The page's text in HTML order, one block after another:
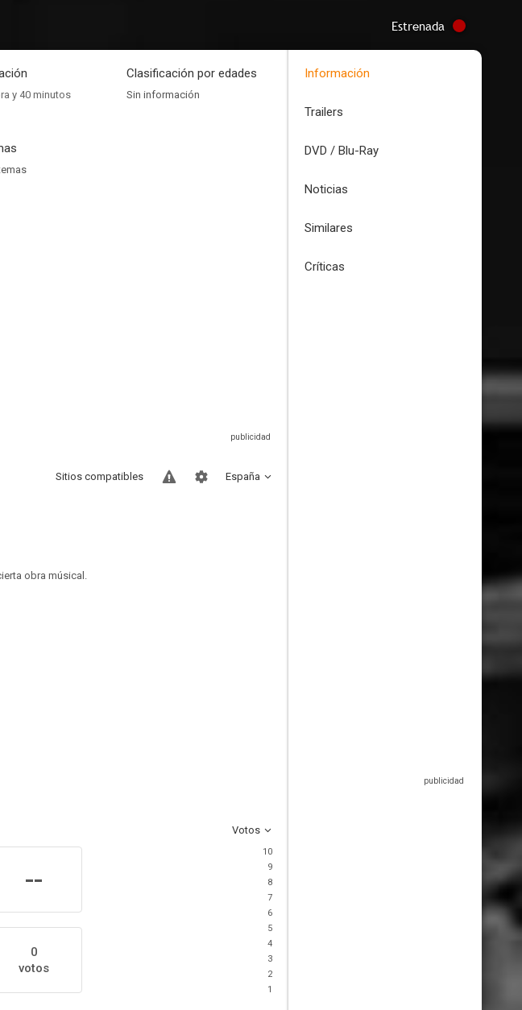
Estrenada
y 40 minutos
Clasificación por edades
Sin información
España
Sitios compatibles
obra músical.
Votos
--
0
votos
10
9
8
7
6
5
4
3
2
1
Información
Trailers
DVD / Blu-Ray
Noticias
Similares
Críticas